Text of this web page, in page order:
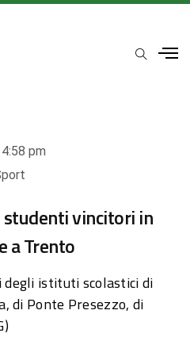
4:58 pm
studenti vincitori in
a Trento
istituti scolastici di
di Ponte Presezzo, di